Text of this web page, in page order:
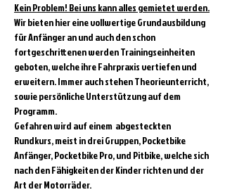
Kein Problem! Bei uns kann alles gemietet werden.
Wir bieten hier eine vollwertige Grundausbildung
für Anfänger an und auch den schon
fortgeschrittenen werden Trainingseinheiten
geboten, welche ihre Fahrpraxis vertiefen und
erweitern. Immer auch stehen Theorieunterricht,
sowie persönliche Unterstützung auf dem
Programm.
Gefahren wird auf einem  abgesteckten
Rundkurs, meist in drei Gruppen, Pocketbike
Anfänger, Pocketbike Pro, und Pitbike, welche sich
nach den Fähigkeiten der Kinder richten und der
Art der Motorräder.